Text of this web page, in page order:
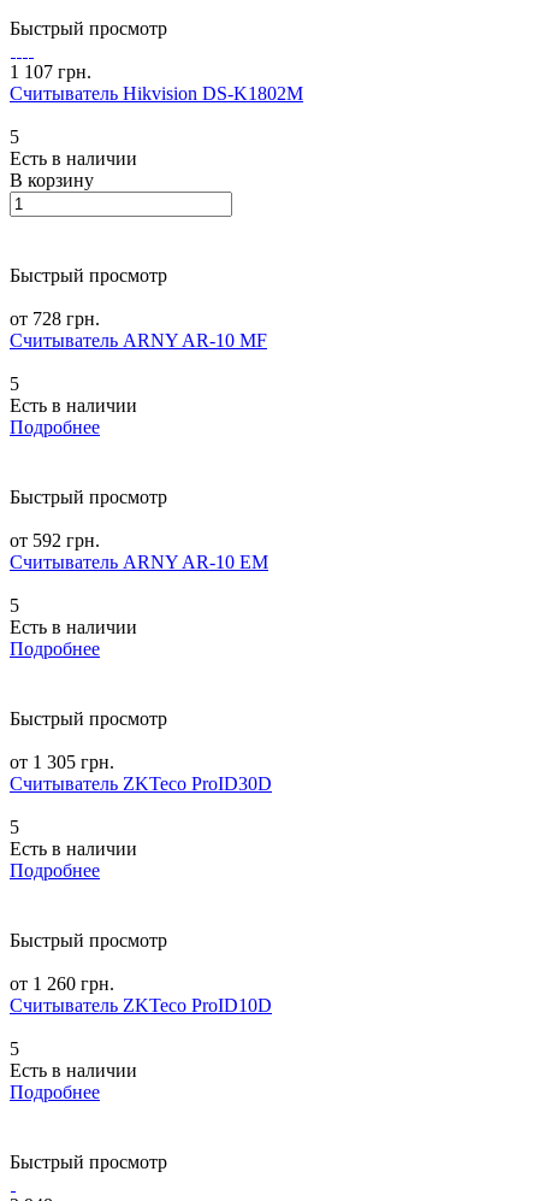
Быстрый просмотр
1 107 грн.
Считыватель Hikvision DS-K1802M
5
Есть в наличии
В корзину
Быстрый просмотр
от 728 грн.
Считыватель ARNY AR-10 MF
5
Есть в наличии
Подробнее
Быстрый просмотр
от 592 грн.
Считыватель ARNY AR-10 EM
5
Есть в наличии
Подробнее
Быстрый просмотр
от 1 305 грн.
Считыватель ZKTeco ProID30D
5
Есть в наличии
Подробнее
Быстрый просмотр
от 1 260 грн.
Считыватель ZKTeco ProID10D
5
Есть в наличии
Подробнее
Быстрый просмотр